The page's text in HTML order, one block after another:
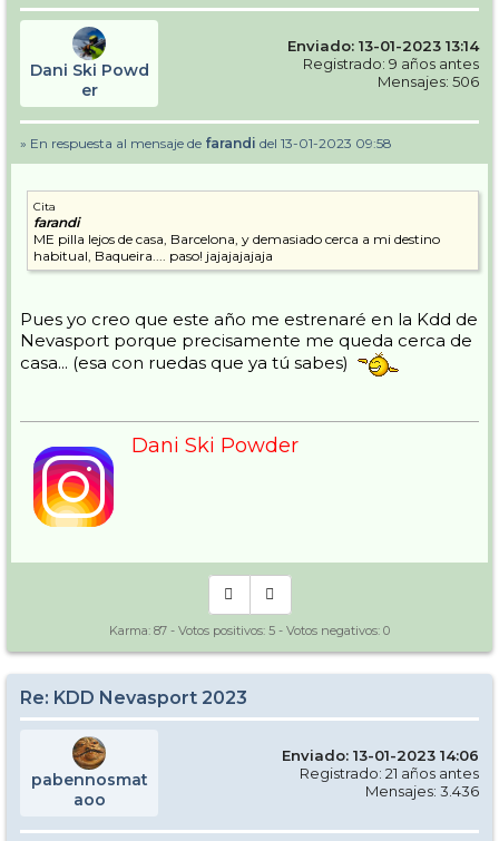
Dani Ski Powd
er
Enviado: 13-01-2023 13:14
Registrado: 9 años antes
Mensajes: 506
» En respuesta al mensaje de farandi del 13-01-2023 09:58
Cita
farandi
ME pilla lejos de casa, Barcelona, y demasiado cerca a mi destino
habitual, Baqueira.... paso! jajajajajaja
Pues yo creo que este año me estrenaré en la Kdd de
Nevasport porque precisamente me queda cerca de
casa... (esa con ruedas que ya tú sabes)
Dani Ski Powder
Karma: 87 - Votos positivos: 5 - Votos negativos: 0
Re: KDD Nevasport 2023
pabennosmat
aoo
Enviado: 13-01-2023 14:06
Registrado: 21 años antes
Mensajes: 3.436